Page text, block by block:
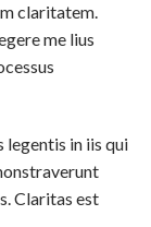
claritatem.
me lius
legentis in iis qui
Claritas est